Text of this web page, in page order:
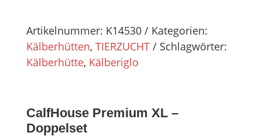
Artikelnummer: K14530
Kategorien:
Kälberhütten, TIERZUCHT
Schlagwörter:
Kälberhütte, Kälberiglo
CalfHouse Premium XL –
Doppelset